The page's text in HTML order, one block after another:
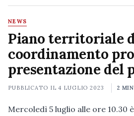
NEWS
Piano territoriale
coordinamento
presentazione del
PUBBLICATO IL4 LUGLIO 2023 2 MIN
Mercoledì 5 luglio alle ore 10.30